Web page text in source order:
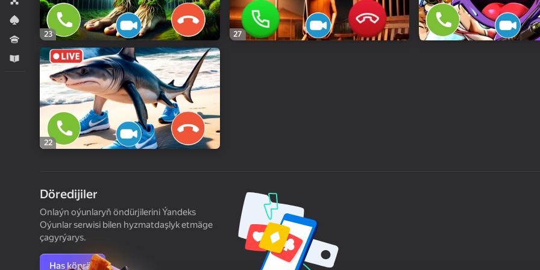
Kart oýunlary
Wikipediýa
Оwreniş
23 27
22
Döredijiler
Onlaýn oýunlaryň öndürjilerini Ýandeks
Oýunlar serwisi bilen hyzmatdaşlyk etmäge
çagyrýarys.
Has köpräk